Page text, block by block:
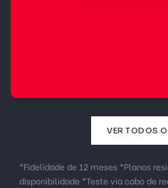
VER TODOS
*Fidelidade de 12 meses *Planos
disponibilidade *Teste via cabo de